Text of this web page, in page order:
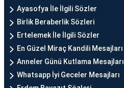
Ayasofya İle İlgili Sözler
Birlik Beraberlik Sözleri
Ertelemek İle İlgili Sözler
En Güzel Miraç Kandili Mesajları
Anneler Günü Kutlama Mesajları
Whatsapp İyi Geceler Mesajları